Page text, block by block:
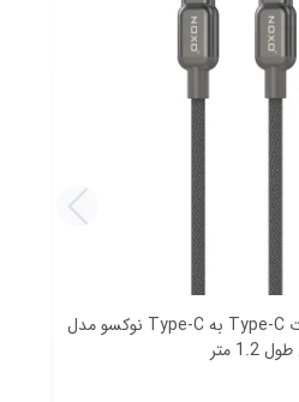
کابل شارژ 60 وات Type-C به Type-C نوکسو مدل